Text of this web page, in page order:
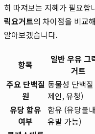
히 따져보는 지혜가 필요합
릭요거트의 차이점을 비교
알아보겠습니다.
항목
일반 우유 그
거트
주요 단백질
원
동물성 단백
제인, 유청)
유당 함유
여부
함유 (유당불
유발 가능)